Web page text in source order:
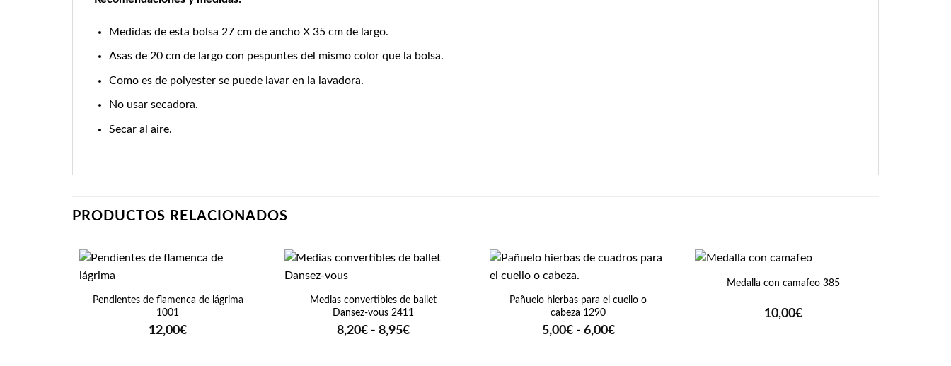
Medidas de esta bolsa 27 cm de ancho X 35 cm de largo.
Asas de 20 cm de largo con pespuntes del mismo color que la bolsa.
Como es de polyester se puede lavar en la lavadora.
No usar secadora.
Secar al aire.
PRODUCTOS RELACIONADOS
+
Pendientes de flamenca de lágrima
1001
12,00€
Medias convertibles de ballet
Dansez-vous 2411
8,20€ - 8,95€Rango
Pañuelo hierbas para el cuello o
cabeza 1290
5,00€ - 6,00€Rango
+
Medalla con camafeo 385
10,00€